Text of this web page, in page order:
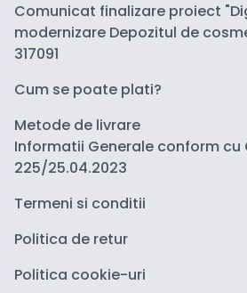
Comunicat finalizare proiect
modernizare Depozitul de
317091
Cum se poate plati?
Metode de livrare
Informatii Generale conform cu
225/25.04.2023
Termeni si conditii
Politica de retur
Politica cookie-uri